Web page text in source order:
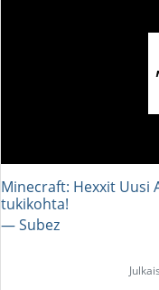
Minecraft: Hexxit Uusi
tukikohta!
― Subez